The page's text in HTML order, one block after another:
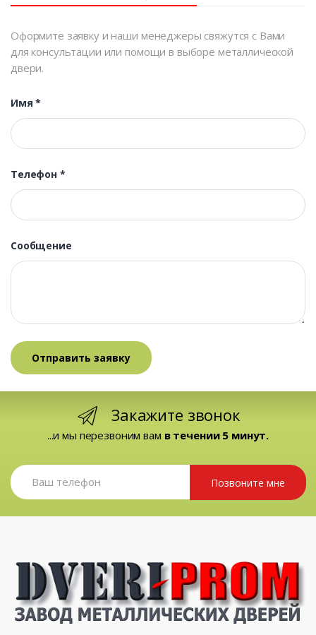
Оформите заявку и наши менеджеры свяжутся с Вами
для консультации или помощи в выборе металлической
двери.
Имя*
Телефон *
Сообщение
Закажите звонок
...и мы перезвоним вам в течении 5 минут.
Позвоните мне